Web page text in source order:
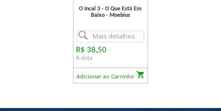
O Incal 3 - O Que Está Em
Baixo - Moebius
Mais detalhes
R$ 38,50
À vista
Adicionar ao Carrinho